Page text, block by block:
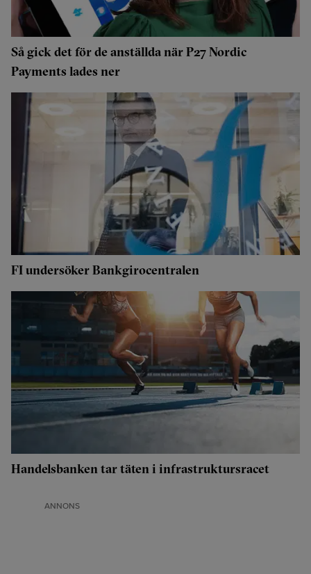
Så gick det för de anställda när P27 Nordic
Payments lades ner
FI undersöker Bankgirocentralen
Handelsbanken tar täten i infrastruktursracet
ANNONS